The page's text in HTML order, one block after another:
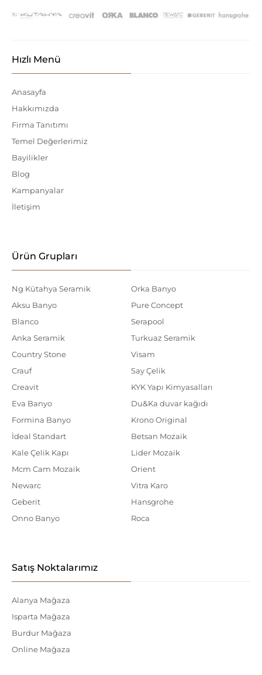
Hızlı Menü
Anasayfa
Hakkımızda
Firma Tanıtımı
Temel Değerlerimiz
Bayilikler
Blog
Kampanyalar
İletişim
Ürün Grupları
Ng Kütahya Seramik
Aksu Banyo
Blanco
Anka Seramik
Country Stone
Crauf
Creavit
Eva Banyo
Formina Banyo
İdeal Standart
Kale Çelik Kapı
Mcm Cam Mozaik
Newarc
Geberit
Onno Banyo
Orka Banyo
Pure Concept
Serapool
Turkuaz Seramik
Visam
Say Çelik
KYK Yapı Kimyasalları
Du&Ka duvar kağıdı
Krono Original
Betsan Mozaik
Lider Mozaik
Orient
Vitra Karo
Hansgrohe
Roca
Satış Noktalarımız
Alanya Mağaza
Isparta Mağaza
Burdur Mağaza
Online Mağaza